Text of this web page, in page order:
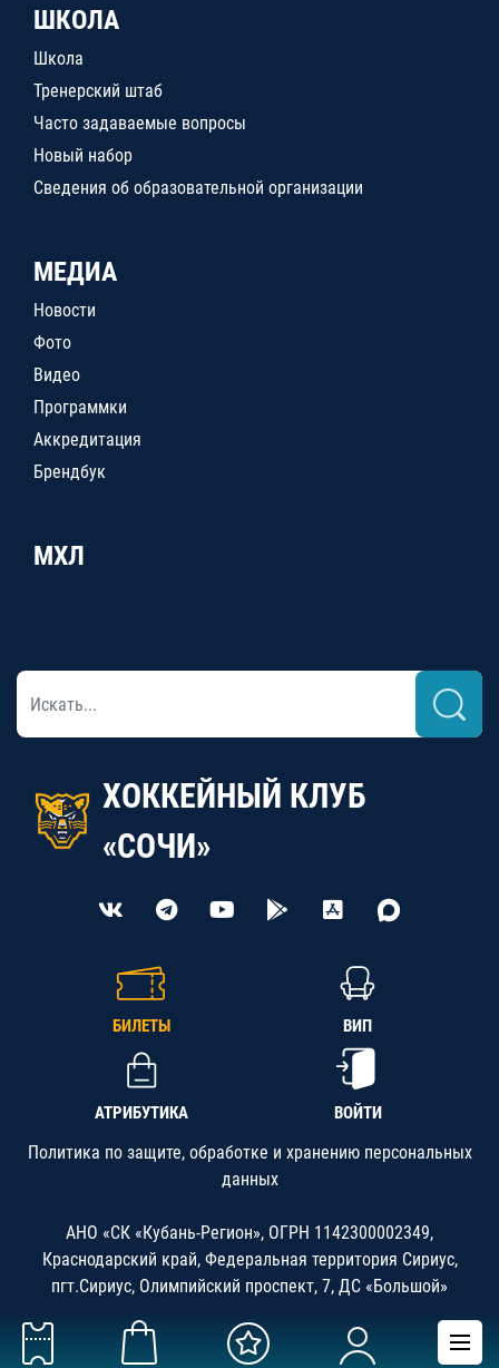
ШКОЛА
Школа
Тренерский штаб
Часто задаваемые вопросы
Новый набор
Сведения об образовательной организации
МЕДИА
Новости
Фото
Видео
Программки
Аккредитация
Брендбук
МХЛ
ХОККЕЙНЫЙ КЛУБ
«СОЧИ»
БИЛЕТЫ ВИП
АТРИБУТИКА ВОЙТИ
Политика по защите, обработке и хранению персональных
данных
АНО «СК «Кубань-Регион», ОГРН 1142300002349,
Краснодарский край, Федеральная территория Сириус,
пгт.Сириус, Олимпийский проспект, 7, ДС «Большой»